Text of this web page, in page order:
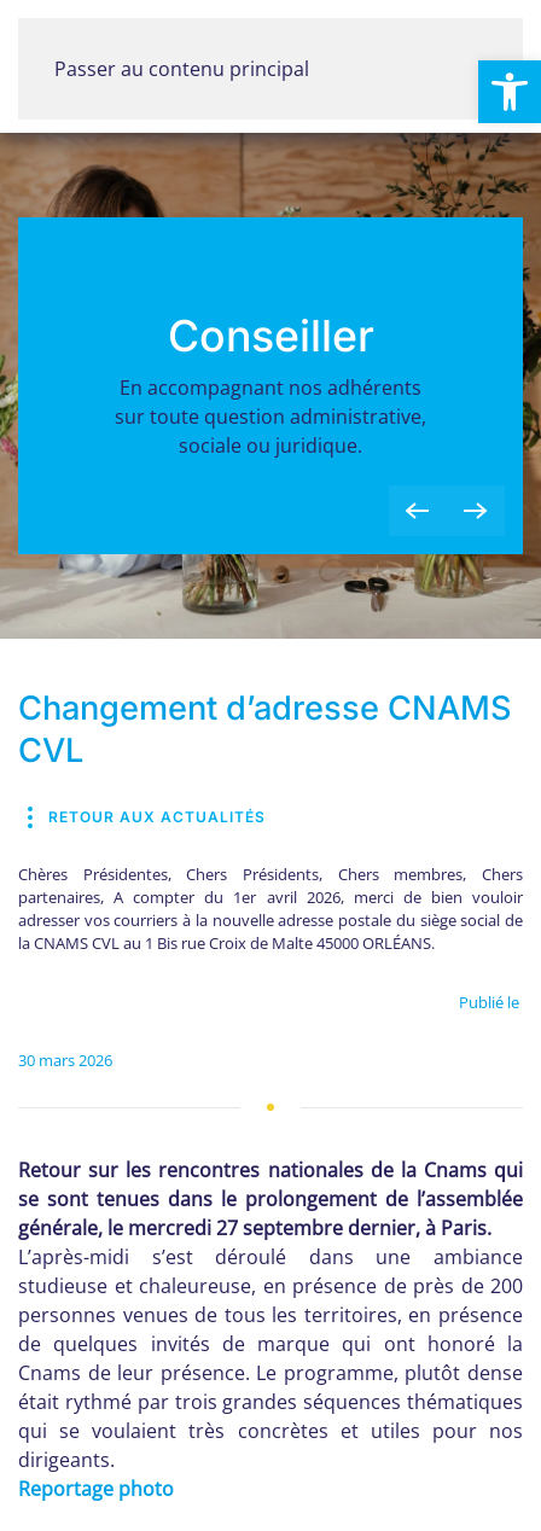
Ouvrir
Passer au contenu principal Menu
Conseiller
En accompagnant nos adhérents
sur toute question administrative,
sociale ou juridique.
Changement d’adresse CNAMS
CVL
RETOUR AUX ACTUALITÉS
Chères Présidentes, Chers Présidents, Chers membres, Chers
partenaires, A compter du 1er avril 2026, merci de bien vouloir
adresser vos courriers à la nouvelle adresse postale du siège social de
la CNAMS CVL au 1 Bis rue Croix de Malte 45000 ORLÉANS.
Publié le
30 mars 2026
Retour sur les rencontres nationales de la Cnams qui
se sont tenues dans le prolongement de l’assemblée
générale, le mercredi 27 septembre dernier, à Paris.
L’après-midi s’est déroulé dans une ambiance
studieuse et chaleureuse, en présence de près de 200
personnes venues de tous les territoires, en présence
de quelques invités de marque qui ont honoré la
Cnams de leur présence. Le programme, plutôt dense
était rythmé par trois grandes séquences thématiques
qui se voulaient très concrètes et utiles pour nos
dirigeants.
Reportage photo